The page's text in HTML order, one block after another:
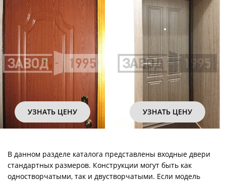
УЗНАТЬ ЦЕНУ УЗНАТЬ ЦЕНУ
В данном разделе каталога представлены входные двери
стандартных размеров. Конструкции могут быть как
одностворчатыми, так и двустворчатыми. Если модель